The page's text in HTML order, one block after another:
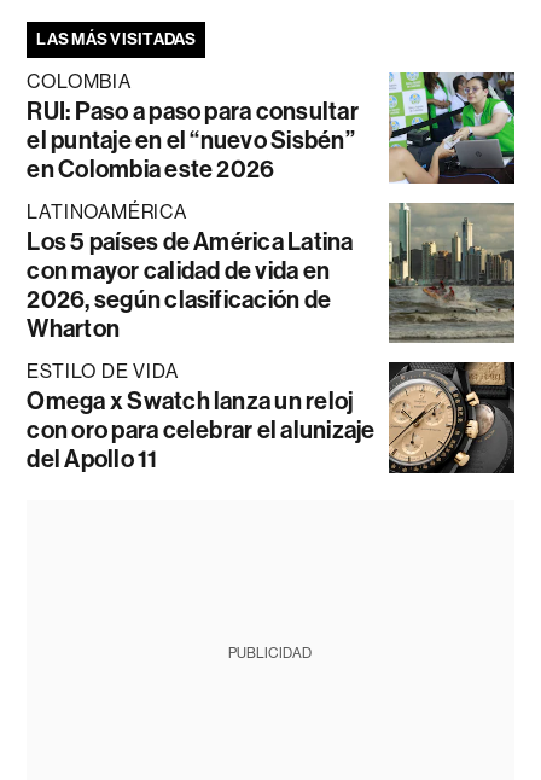
LAS MÁS VISITADAS
COLOMBIA
RUI: Paso a paso para consultar
el puntaje en el “nuevo Sisbén”
en Colombia este 2026
LATINOAMÉRICA
Los 5 países de América Latina
con mayor calidad de vida en
2026, según clasificación de
Wharton
ESTILO DE VIDA
Omega x Swatch lanza un reloj
con oro para celebrar el alunizaje
del Apollo 11
PUBLICIDAD